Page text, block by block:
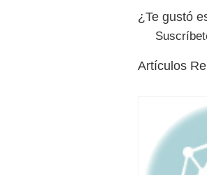
¿Te gustó
Artículos